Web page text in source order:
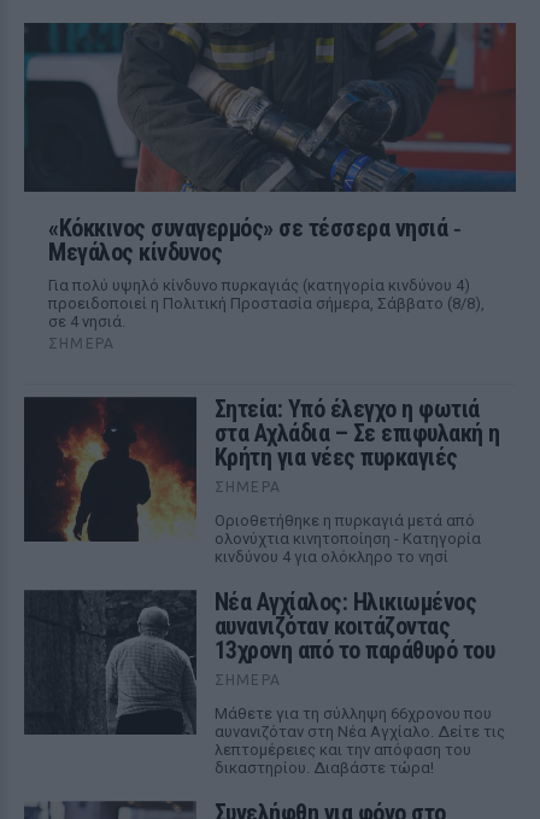
«Κόκκινος συναγερμός» σε τέσσερα νησιά ‑
Μεγάλος κίνδυνος
Για πολύ υψηλό κίνδυνο πυρκαγιάς (κατηγορία κινδύνου 4)
προειδοποιεί η Πολιτική Προστασία σήμερα, Σάββατο (8/8),
σε 4 νησιά.
ΣΉΜΕΡΑ
Σητεία: Υπό έλεγχο η φωτιά
στα Αχλάδια – Σε επιφυλακή η
Κρήτη για νέες πυρκαγιές
ΣΉΜΕΡΑ
Οριοθετήθηκε η πυρκαγιά μετά από
ολονύχτια κινητοποίηση - Κατηγορία
κινδύνου 4 για ολόκληρο το νησί
Νέα Αγχίαλος: Ηλικιωμένος
αυνανιζόταν κοιτάζοντας
13χρονη από το παράθυρό του
ΣΉΜΕΡΑ
Μάθετε για τη σύλληψη 66χρονου που
αυνανιζόταν στη Νέα Αγχίαλο. Δείτε τις
λεπτομέρειες και την απόφαση του
δικαστηρίου. Διαβάστε τώρα!
Συνελήφθη για φόνο στο